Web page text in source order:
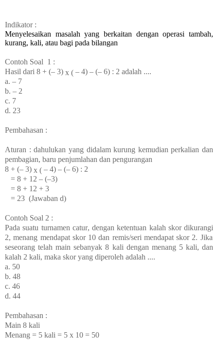
Indikator :
Menyelesaikan masalah yang berkaitan dengan operasi tambah,
kurang, kali, atau bagi pada bilangan
Contoh Soal 1 :
Hasil dari 8 + (– 3) x ( – 4) – (– 6) : 2 adalah ....
a. – 7
b. – 2
c. 7
d. 23
Pembahasan :
Aturan : dahulukan yang didalam kurung kemudian perkalian dan
pembagian, baru penjumlahan dan pengurangan
8 + (– 3) x ( – 4) – (– 6) : 2
= 8 + 12 – (–3)
= 8 + 12 + 3
= 23 (Jawaban d)
Contoh Soal 2 :
Pada suatu turnamen catur, dengan ketentuan kalah skor dikurangi
2, menang mendapat skor10 dan remis/seri mendapatskor2. Jika
seseorang telah main sebanyak 8 kali dengan menang 5 kali, dan
kalah 2 kali, maka skoryang diperoleh adalah ....
a. 50
b. 48
c. 46
d. 44
Pembahasan :
Main 8 kali
Menang = 5 kali = 5 x 10 = 50